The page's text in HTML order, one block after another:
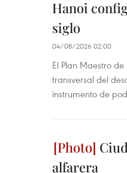
Hanoi
siglo
04/08/2026 02:00
El Plan Maestro
transversal del
instrumento de
alfarera